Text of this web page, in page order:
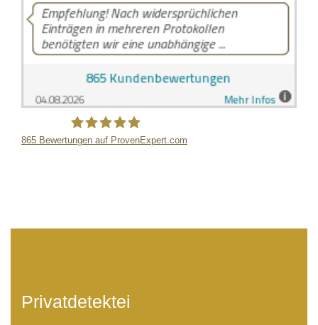
865 Bewertungen auf ProvenExpert.com
Privatdetektei